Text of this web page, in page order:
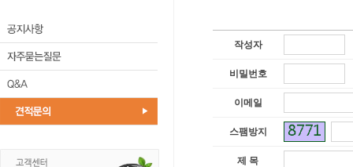
작성자
비밀번호
이메일
스팸방지
제 목